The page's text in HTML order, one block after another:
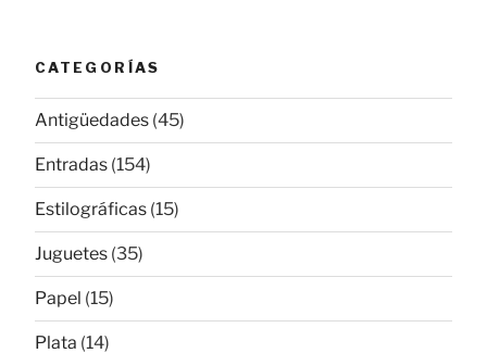
CATEGORÍAS
Antigüedades (45)
Entradas (154)
Estilográficas (15)
Juguetes (35)
Papel (15)
Plata (14)